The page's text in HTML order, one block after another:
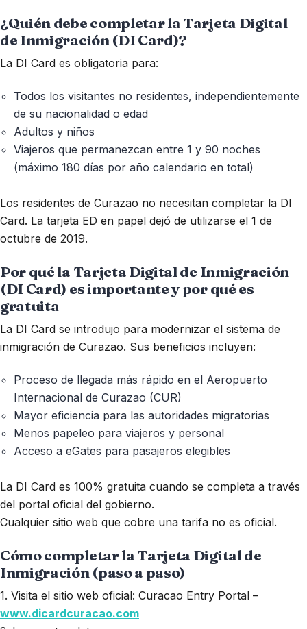
¿Quién debe completar la Tarjeta Digital
de Inmigración (DI Card)?
La DI Card es obligatoria para:
Todos los visitantes no residentes, independientemente
de su nacionalidad o edad
Adultos y niños
Viajeros que permanezcan entre 1 y 90 noches
(máximo 180 días por año calendario en total)
Los residentes de Curazao no necesitan completar la DI
Card. La tarjeta ED en papel dejó de utilizarse el 1 de
octubre de 2019.
Por qué la Tarjeta Digital de Inmigración
(DI Card) es importante y por qué es
gratuita
La DI Card se introdujo para modernizar el sistema de
inmigración de Curazao. Sus beneficios incluyen:
Proceso de llegada más rápido en el Aeropuerto
Internacional de Curazao (CUR)
Mayor eficiencia para las autoridades migratorias
Menos papeleo para viajeros y personal
Acceso a eGates para pasajeros elegibles
La DI Card es 100% gratuita cuando se completa a través
del portal oficial del gobierno.
Cualquier sitio web que cobre una tarifa no es oficial.
Cómo completar la Tarjeta Digital de
Inmigración (paso a paso)
1. Visita el sitio web oficial: Curacao Entry Portal –
www.dicardcuracao.com